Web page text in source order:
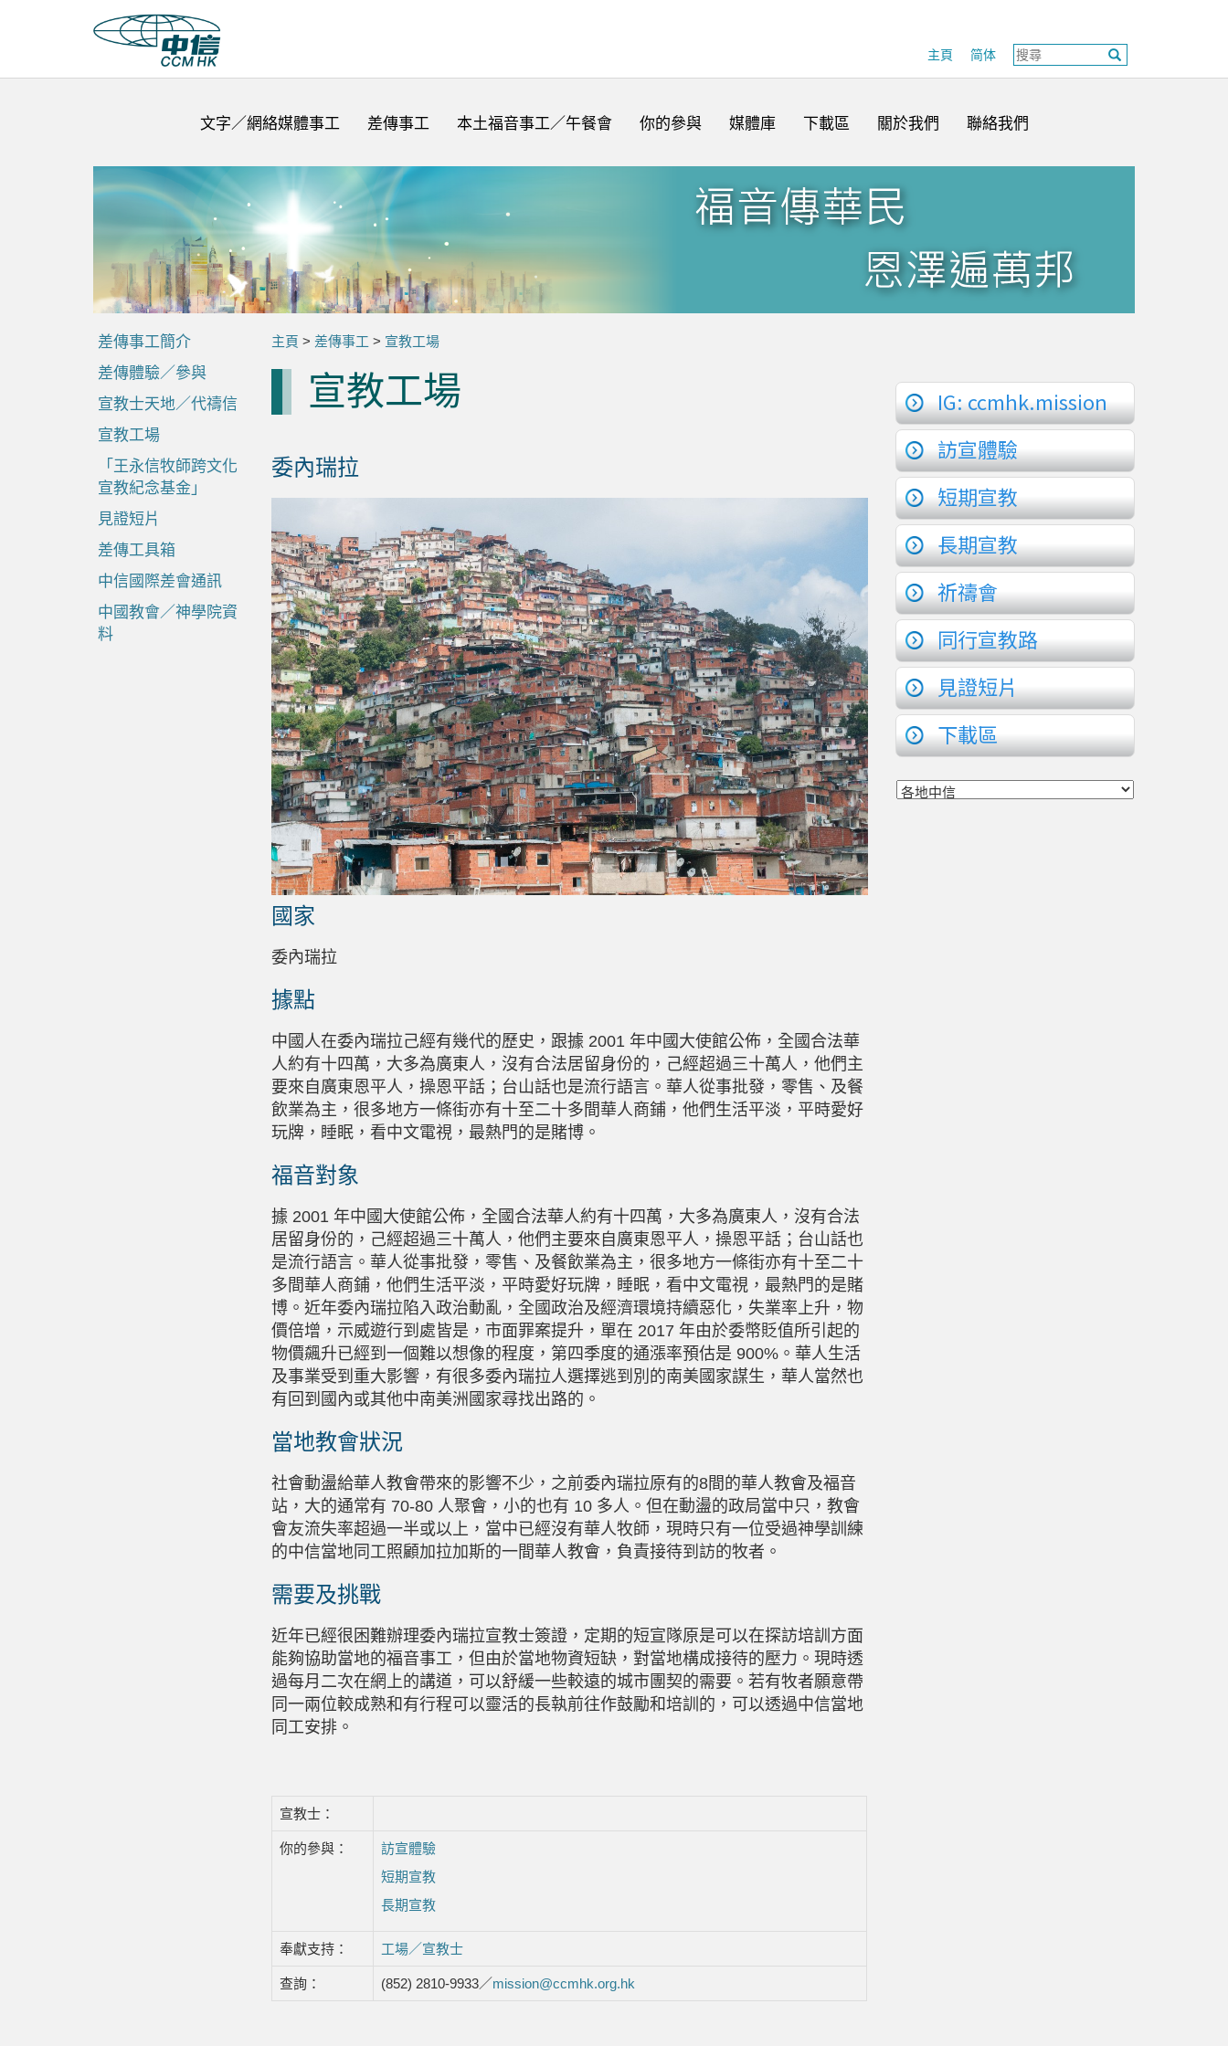
主頁 简体
文字／網絡媒體事工 差傳事工 本土福音事工／午餐會 你的參與 媒體庫 下載區 關於我們 聯絡我們
差傳事工簡介
差傳體驗／參與
宣教士天地／代禱信
宣教工場
「王永信牧師跨文化
宣教紀念基金」
見證短片
差傳工具箱
中信國際差會通訊
中國教會／神學院資
料
主頁 > 差傳事工 > 宣教工場
宣教工場
委內瑞拉
國家
委內瑞拉
據點
中國人在委內瑞拉己經有幾代的歷史，跟據 2001 年中國大使館公佈，全國合法華
人約有十四萬，大多為廣東人，沒有合法居留身份的，己經超過三十萬人，他們主
要來自廣東恩平人，操恩平話；台山話也是流行語言。華人從事批發，零售、及餐
飲業為主，很多地方一條街亦有十至二十多間華人商鋪，他們生活平淡，平時愛好
玩牌，睡眠，看中文電視，最熱門的是賭博。
福音對象
據 2001 年中國大使館公佈，全國合法華人約有十四萬，大多為廣東人，沒有合法
居留身份的，己經超過三十萬人，他們主要來自廣東恩平人，操恩平話；台山話也
是流行語言。華人從事批發，零售、及餐飲業為主，很多地方一條街亦有十至二十
多間華人商鋪，他們生活平淡，平時愛好玩牌，睡眠，看中文電視，最熱門的是賭
博。近年委內瑞拉陷入政治動亂，全國政治及經濟環境持續惡化，失業率上升，物
價倍增，示威遊行到處皆是，市面罪案提升，單在 2017 年由於委幣貶值所引起的
物價飆升已經到一個難以想像的程度，第四季度的通漲率預估是 900%。華人生活
及事業受到重大影響，有很多委內瑞拉人選擇逃到別的南美國家謀生，華人當然也
有回到國內或其他中南美洲國家尋找出路的。
當地教會狀況
社會動盪給華人教會帶來的影響不少，之前委內瑞拉原有的8間的華人教會及福音
站，大的通常有 70-80 人聚會，小的也有 10 多人。但在動盪的政局當中只，教會
會友流失率超過一半或以上，當中已經沒有華人牧師，現時只有一位受過神學訓練
的中信當地同工照顧加拉加斯的一間華人教會，負責接待到訪的牧者。
需要及挑戰
近年已經很困難辦理委內瑞拉宣教士簽證，定期的短宣隊原是可以在探訪培訓方面
能夠協助當地的福音事工，但由於當地物資短缺，對當地構成接待的壓力。現時透
過每月二次在網上的講道，可以舒緩一些較遠的城市團契的需要。若有牧者願意帶
同一兩位較成熟和有行程可以靈活的長執前往作鼓勵和培訓的，可以透過中信當地
同工安排。
宣教士：
你的參與：
訪宣體驗
短期宣教
長期宣教
奉獻支持： 工場／宣教士
查詢： (852) 2810-9933／mission@ccmhk.org.hk
IG: ccmhk.mission
訪宣體驗
短期宣教
長期宣教
祈禱會
同行宣教路
見證短片
下載區